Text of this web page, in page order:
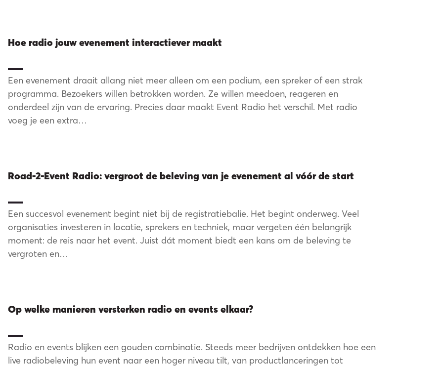
team
Hoe radio jouw evenement interactiever maakt
Een evenement draait allang niet meer alleen om een podium, een spreker of een strak
programma. Bezoekers willen betrokken worden. Ze willen meedoen, reageren en
onderdeel zijn van de ervaring. Precies daar maakt Event Radio het verschil. Met radio
voeg je een extra…
Road-2-Event Radio: vergroot de beleving van je evenement al vóór de start
Een succesvol evenement begint niet bij de registratiebalie. Het begint onderweg. Veel
organisaties investeren in locatie, sprekers en techniek, maar vergeten één belangrijk
moment: de reis naar het event. Juist dát moment biedt een kans om de beleving te
vergroten en…
Op welke manieren versterken radio en events elkaar?
Radio en events blijken een gouden combinatie. Steeds meer bedrijven ontdekken hoe een
live radiobeleving hun event naar een hoger niveau tilt, van productlanceringen tot